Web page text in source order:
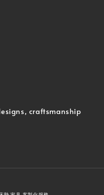
craftsmanship